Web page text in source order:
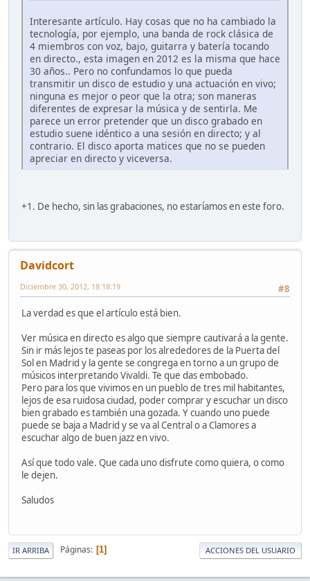
Interesante artículo. Hay cosas que no ha cambiado la
tecnología, por ejemplo, una banda de rock clásica de
4 miembros con voz, bajo, guitarra y batería tocando
en directo., esta imagen en 2012 es la misma que hace
30 años.. Pero no confundamos lo que pueda
transmitir un disco de estudio y una actuación en vivo;
ninguna es mejor o peor que la otra; son maneras
diferentes de expresar la música y de sentirla. Me
parece un error pretender que un disco grabado en
estudio suene idéntico a una sesión en directo; y al
contrario. El disco aporta matices que no se pueden
apreciar en directo y viceversa.
+1. De hecho, sin las grabaciones, no estaríamos en este foro.
Davidcort
#8
Diciembre 30, 2012, 18:18:19
La verdad es que el artículo está bien.
Ver música en directo es algo que siempre cautivará a la gente.
Sin ir más lejos te paseas por los alrededores de la Puerta del
Sol en Madrid y la gente se congrega en torno a un grupo de
músicos interpretando Vivaldi. Te que das embobado.
Pero para los que vivimos en un pueblo de tres mil habitantes,
lejos de esa ruidosa ciudad, poder comprar y escuchar un disco
bien grabado es también una gozada. Y cuando uno puede
puede se baja a Madrid y se va al Central o a Clamores a
escuchar algo de buen jazz en vivo.
Así que todo vale. Que cada uno disfrute como quiera, o como
le dejen.
Saludos
IR ARRIBA Páginas 1 ACCIONES DEL USUARIO